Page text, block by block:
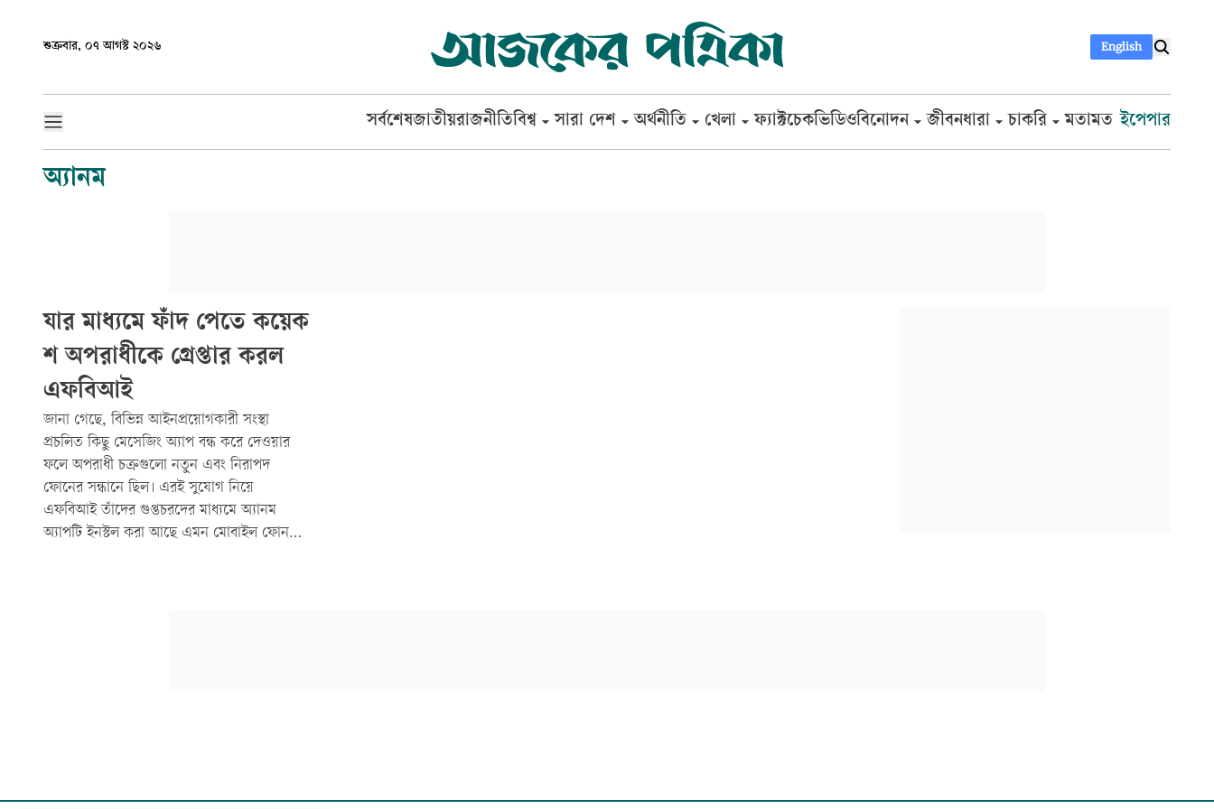
শুক্রবার, ০৭ আগস্ট ২০২৬ English
সর্বশেষজাতীয়রাজনীতিবিশ্ব সারা দেশ অর্থনীতি খেলা ফ্যাক্টচেকভিডিওবিনোদন জীবনধারা চাকরি মতামত ইপেপার
অ্যানম
যার মাধ্যমে ফাঁদ পেতে কয়েক
শ অপরাধীকে গ্রেপ্তার করল
এফবিআই
জানা গেছে, বিভিন্ন আইনপ্রয়োগকারী সংস্থা
প্রচলিত কিছু মেসেজিং অ্যাপ বন্ধ করে দেওয়ার
ফলে অপরাধী চক্রগুলো নতুন এবং নিরাপদ
ফোনের সন্ধানে ছিল। এরই সুযোগ নিয়ে
এফবিআই তাঁদের গুপ্তচরদের মাধ্যমে অ্যানম
অ্যাপটি ইনস্টল করা আছে এমন মোবাইল ফোন